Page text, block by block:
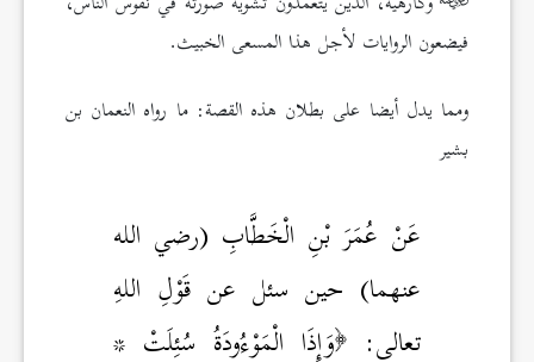
فيضعون الروايات لأجل هذا المسعى الخبيث.
ومما يدل أيضا على بطلان هذه القصة: ما رواه النعمان بن
بشير
عَنْ عُمَرَ بْنِ الْخَطَّابِ (رضي الله
عنهما) حين سئل عن قَوْلِ اللهِ
تعالى: وَإِذَا الْمَوْءُودَةُ سُئِلَتْ *